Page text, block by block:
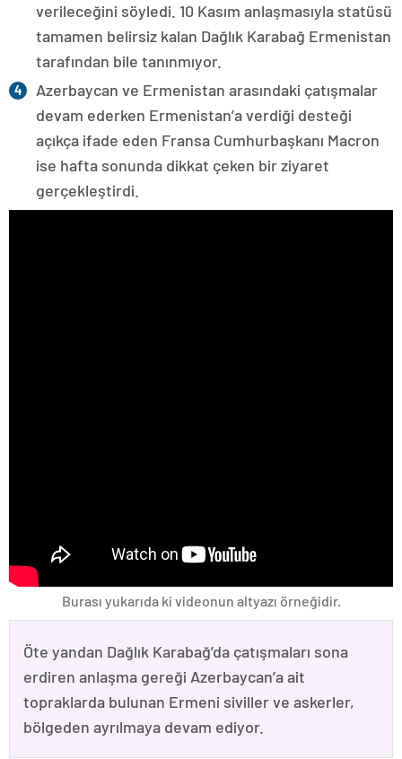
verileceğini söyledi. 10 Kasım anlaşmasıyla statüsü
tamamen belirsiz kalan Dağlık Karabağ Ermenistan
tarafından bile tanınmıyor.
Azerbaycan ve Ermenistan arasındaki çatışmalar
devam ederken Ermenistan’a verdiği desteği
açıkça ifade eden Fransa Cumhurbaşkanı Macron
ise hafta sonunda dikkat çeken bir ziyaret
gerçekleştirdi.
Burası yukarıda ki videonun altyazı örneğidir.
Öte yandan Dağlık Karabağ’da çatışmaları sona
erdiren anlaşma gereği Azerbaycan’a ait
topraklarda bulunan Ermeni siviller ve askerler,
bölgeden ayrılmaya devam ediyor.